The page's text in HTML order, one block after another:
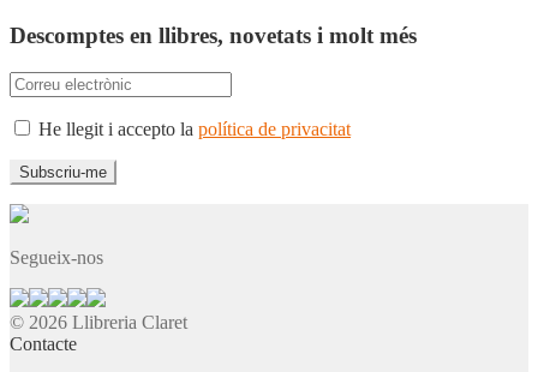
Descomptes en llibres, novetats i molt més
He llegit i accepto la política de privacitat
Segueix-nos
© 2026 Llibreria Claret
Contacte